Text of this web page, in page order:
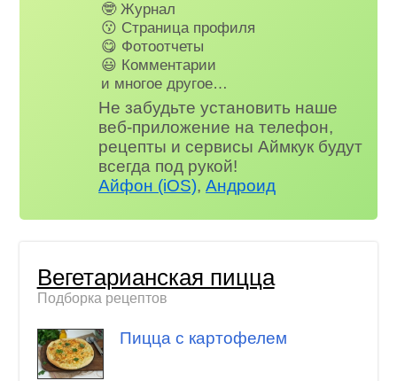
🤓 Журнал
😗 Страница профиля
😋 Фотоотчеты
😃 Комментарии
и многое другое…
Не забудьте установить наше
веб-приложение на телефон,
рецепты и сервисы Аймкук будут
всегда под рукой!
Айфон (iOS),Андроид
Вегетарианская пицца
Подборка рецептов
Пицца с картофелем